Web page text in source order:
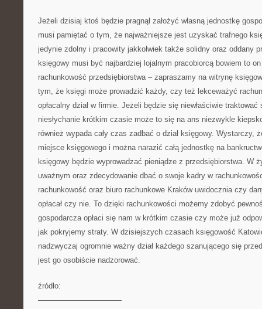
Jeżeli dzisiaj ktoś będzie pragnął założyć własną jednostkę
musi pamiętać o tym, że najważniejsze jest uzyskać trafnego
jedynie zdolny i pracowity jakkolwiek także solidny oraz oddany
księgowy musi być najbardziej lojalnym pracobiorcą bowiem to on
rachunkowość przedsiębiorstwa – zapraszamy na witrynę
tym, że księgi może prowadzić każdy, czy też lekceważyć
opłacalny dział w firmie. Jeżeli będzie się niewłaściwie
niesłychanie krótkim czasie może to się na ans niezwykle
również wypada cały czas zadbać o dział księgowy. Wystarczy,
miejsce księgowego i można narazić całą jednostkę na
księgowy będzie wyprowadzać pieniądze z przedsiębiorstwa. W
uważnym oraz zdecydowanie dbać o swoje kadry w
rachunkowość oraz biuro rachunkowe Kraków uwidocznia czy
opłacał czy nie. To dzięki rachunkowości możemy zdobyć
gospodarcza opłaci się nam w krótkim czasie czy może już
jak pokryjemy straty. W dzisiejszych czasach księgowość
nadzwyczaj ogromnie ważny dział każdego szanującego się
jest go osobiście nadzorować.
źródło:
———————————